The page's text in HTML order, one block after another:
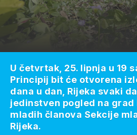
U četvrtak, 25. lipnja u 19
Principij bit će otvorena
dana u dan, Rijeka svaki
jedinstven pogled na
mladih članova Sekcije
Rijeka.